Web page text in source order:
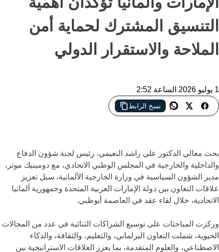
التنسيق المشترك لحماية أمن
الملاحة والاستقرار الدولي
1 يوليو 2026 الساعة 2:52
نسخ الرابط
الإمارات وألمانيا تبحثان تعزيز التعاون الثنائي وتؤكدان أهمية حماية أمن
بحث معالي الدكتور علي راشد النعيمي، رئيس لجنة شؤون الدفاع
والداخلية والخارجية في المجلس الوطني الاتحادي، مع دومينيك موتر،
مدير الشؤون السياسية في وزارة الخارجية الألمانية، سبل تعزيز
علاقات التعاون بين دولة الإمارات العربية المتحدة وجمهورية ألمانيا
الاتحادية، خلال لقاء عقد في العاصمة أبوظبي.
وركزت المباحثات على توسيع الشراكات الثنائية في عدد من المجالات
الحيوية، شملت التعاون البرلماني، والتعليم، والثقافة، والذكاء
الاصطناعي، والعلوم المتقدمة، بما يعزز العلاقات الاستراتيجية بين